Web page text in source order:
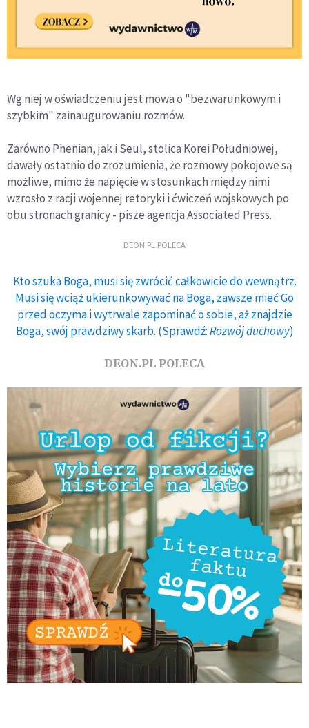
Wg niej w oświadczeniu jest mowa o "bezwarunkowym i
szybkim" zainaugurowaniu rozmów.
Zarówno Phenian, jak i Seul, stolica Korei Południowej,
dawały ostatnio do zrozumienia, że rozmowy pokojowe są
możliwe, mimo że napięcie w stosunkach między nimi
wzrosło z racji wojennej retoryki i ćwiczeń wojskowych po
obu stronach granicy - pisze agencja Associated Press.
DEON.PL POLECA
Kto szuka Boga, musi się zwrócić całkowicie do wewnątrz.
Musi się wciąż ukierunkowywać na Boga, zawsze mieć Go
przed oczyma i wytrwale zapominać o sobie, aż znajdzie
Boga, swój prawdziwy skarb. (Sprawdź:Rozwój duchowy)
DEON.PL POLECA